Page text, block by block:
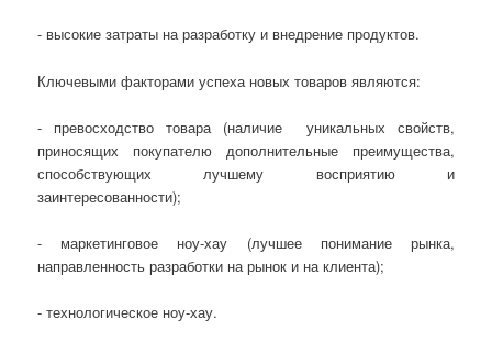
- высокие затраты на разработку и внедрение продуктов.
Ключевыми факторами успеха новых товаров являются:
- превосходство товара (наличие уникальных свойств,
приносящих покупателю дополнительные преимущества,
способствующих лучшему восприятию и
заинтересованности);
- маркетинговое ноу-хау (лучшее понимание рынка,
направленность разработки на рынок и на клиента);
- технологическое ноу-хау.